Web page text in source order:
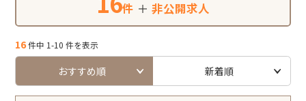
件 ＋ 非公開求人
16件中 1-10 件を表示
おすすめ順 新着順